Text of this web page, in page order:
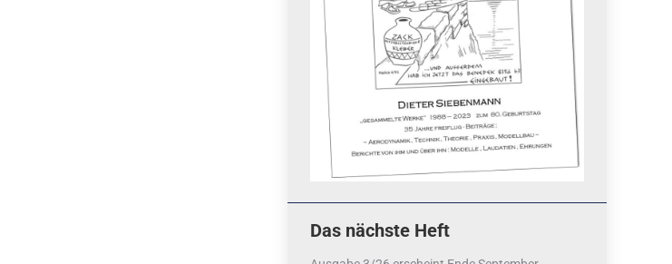
Das nächste Heft
Instagram Ergebnisse
bezahlen mit / pay by
PayPal
Impressum
Datenschutzerklärung